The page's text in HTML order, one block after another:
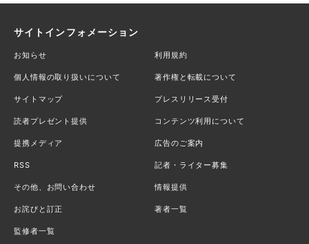
サイトインフォメーション
お知らせ 利用規約
個人情報の取り扱いについて 著作権と転載について
サイトマップ プレスリリース受付
読者プレゼント提供 コンテンツ利用について
提携メディア 広告のご案内
RSS 記者・ライター募集
その他、お問い合わせ 情報提供
お詫びと訂正 著者一覧
監修者一覧